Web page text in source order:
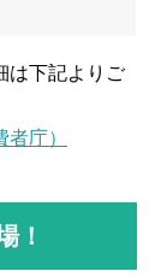
は下記よりご
庁）
！